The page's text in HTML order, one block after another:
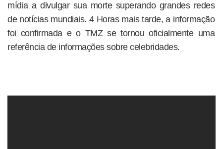
mídia a divulgar sua morte superando grandes redes
de notícias mundiais. 4 Horas mais tarde, a informação
foi confirmada e o TMZ se tornou oficialmente uma
referência de informações sobre celebridades.